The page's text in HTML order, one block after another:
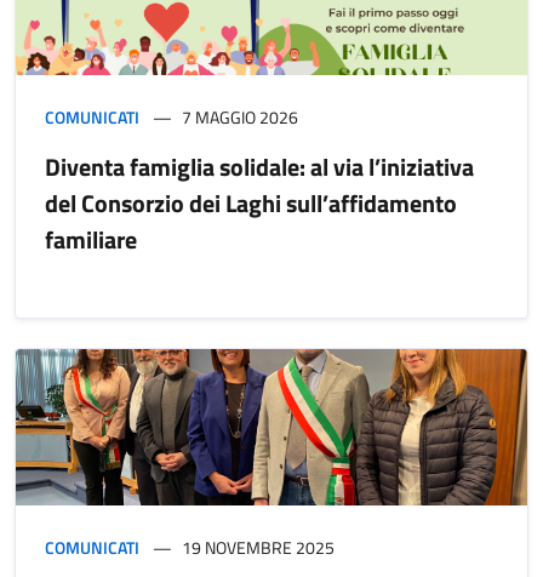
COMUNICATI 7 MAGGIO 2026
Diventa famiglia solidale: al via l’iniziativa
del Consorzio dei Laghi sull’affidamento
familiare
COMUNICATI 19 NOVEMBRE 2025